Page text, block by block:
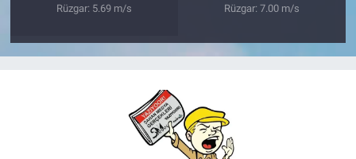
Rüzgar: 5.69 m/s
Rüzgar: 7.00 m/s